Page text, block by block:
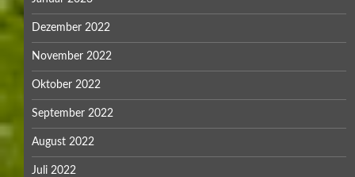
Dezember 2022
November 2022
Oktober 2022
September 2022
August 2022
Juli 2022